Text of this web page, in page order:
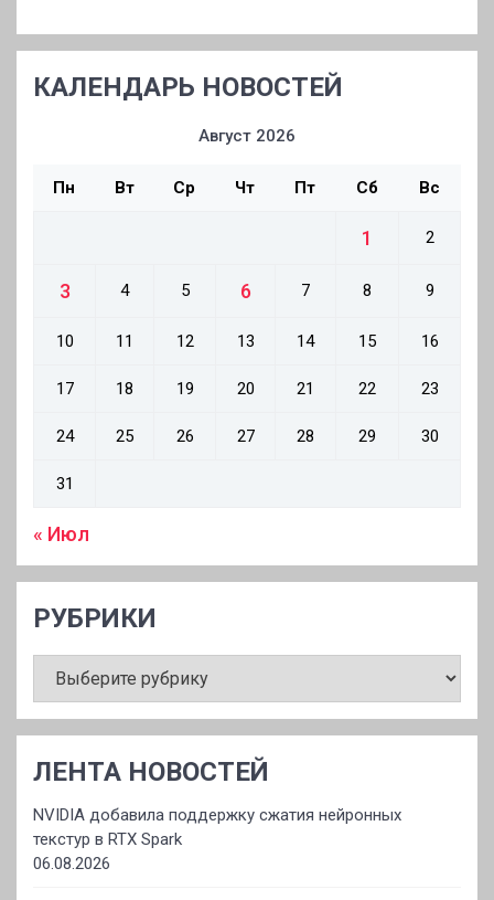
КАЛЕНДАРЬ НОВОСТЕЙ
Август 2026
Пн Вт Ср Чт Пт Сб Вс
1 2
3 4 5 6 7 8 9
10 11 12 13 14 15 16
17 18 19 20 21 22 23
24 25 26 27 28 29 30
31
« Июл
РУБРИКИ
ЛЕНТА НОВОСТЕЙ
NVIDIA добавила поддержку сжатия нейронных
текстур в RTX Spark
06.08.2026